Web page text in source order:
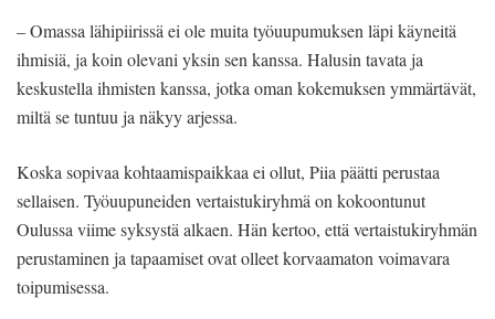
– Omassa lähipiirissä ei ole muita työuupumuksen läpi käyneitä
ihmisiä, ja koin olevani yksin sen kanssa. Halusin tavata ja
keskustella ihmisten kanssa, jotka oman kokemuksen ymmärtävät,
miltä se tuntuu ja näkyy arjessa.
Koska sopivaa kohtaamispaikkaa ei ollut, Piia päätti perustaa
sellaisen. Työuupuneiden vertaistukiryhmä on kokoontunut
Oulussa viime syksystä alkaen. Hän kertoo, että vertaistukiryhmän
perustaminen ja tapaamiset ovat olleet korvaamaton voimavara
toipumisessa.